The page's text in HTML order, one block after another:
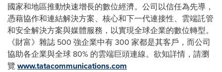
國家和地區推動快速增長的數位經濟。公司以信任為先導，
憑藉協作和連結解決方案、核心和下一代連接性、雲端託管
和安全解決方案與媒體服務，以實現全球企業的數位轉型。
《財富》雜誌 500 強企業中有 300 家都是其客戶，而公司
協助各企業與全球 80% 的雲端巨頭連線。欲知詳情，請瀏
覽 www.tatacommunications.com